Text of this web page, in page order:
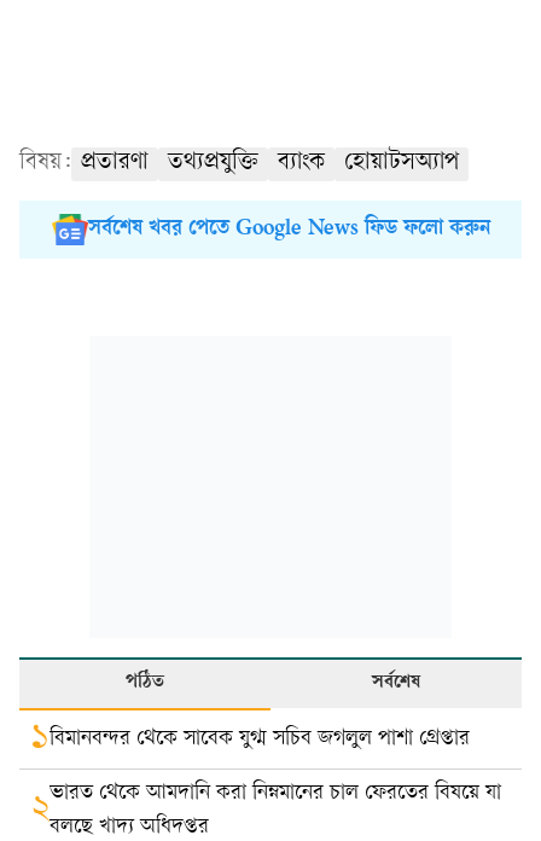
বিষয়: প্রতারণা তথ্যপ্রযুক্তি ব্যাংক হোয়াটসঅ্যাপ
সর্বশেষ খবর পেতে Google News ফিড ফলো করুন
পঠিত সর্বশেষ
১বিমানবন্দর থেকে সাবেক যুগ্ম সচিব জগলুল পাশা গ্রেপ্তার
২ভারত থেকে আমদানি করা নিম্নমানের চাল ফেরতের বিষয়ে যা
বলছে খাদ্য অধিদপ্তর